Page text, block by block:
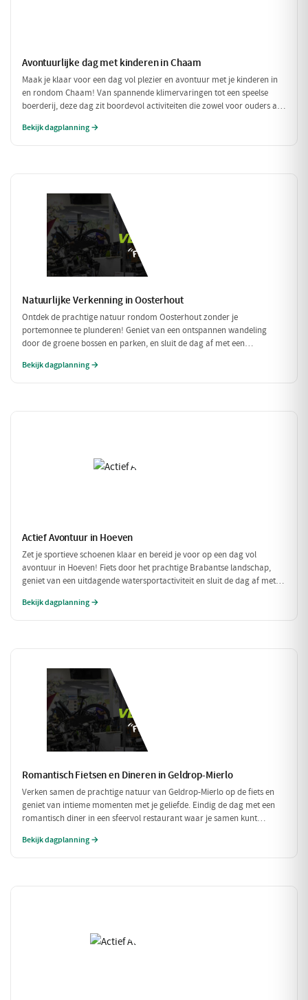
Avontuurlijke dag met kinderen in Chaam
Maak je klaar voor een dag vol plezier en avontuur met je kinderen in
en rondom Chaam! Van spannende klimervaringen tot een speelse
boerderij, deze dag zit boordevol activiteiten die zowel voor ouders als
gezellige eetgelegenheden!
Bekijk dagplanning →
Natuurlijke Verkenning in Oosterhout
Ontdek de prachtige natuur rondom Oosterhout zonder je
portemonnee te plunderen! Geniet van een ontspannen wandeling
door de groene bossen en parken, en sluit de dag af met een
vrienden of gezin!
Bekijk dagplanning →
Actief Avontuur in Hoeven
Zet je sportieve schoenen klaar en bereid je voor op een dag vol
avontuur in Hoeven! Fiets door het prachtige Brabantse landschap,
geniet van een uitdagende watersportactiviteit en sluit de dag af met
zijn in de natuur!
Bekijk dagplanning →
Romantisch Fietsen en Dineren in Geldrop-Mierlo
Verken samen de prachtige natuur van Geldrop-Mierlo op de fiets en
geniet van intieme momenten met je geliefde. Eindig de dag met een
romantisch diner in een sfeervol restaurant waar je samen kunt
Bekijk dagplanning →